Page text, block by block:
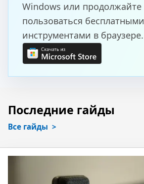
Windows или продолжайте
пользоваться бесплатными
инструментами в браузере.
Последние гайды
Все гайды